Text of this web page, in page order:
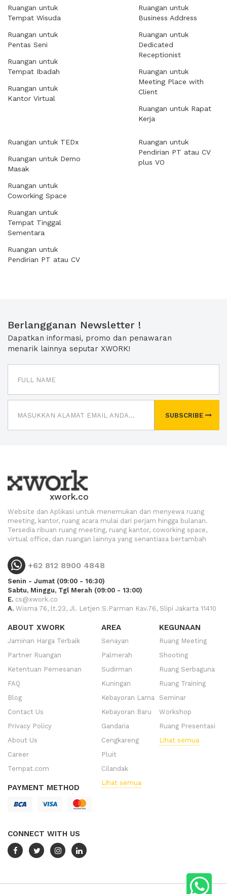
Ruangan untuk
Tempat Wisuda
Ruangan untuk
Pentas Seni
Ruangan untuk
Tempat Ibadah
Ruangan untuk
Kantor Virtual
Ruangan untuk
Business Address
Ruangan untuk
Dedicated
Receptionist
Ruangan untuk
Meeting Place with
Client
Ruangan untuk Rapat
Kerja
Ruangan untuk TEDx
Ruangan untuk Demo
Masak
Ruangan untuk
Coworking Space
Ruangan untuk
Tempat Tinggal
Sementara
Ruangan untuk
Pendirian PT atau CV
Ruangan untuk
Pendirian PT atau CV
plus VO
Berlangganan Newsletter !
Dapatkan informasi, promo dan penawaran
menarik lainnya seputar XWORK!
SUBSCRIBE
xwork.co
Website dan Aplikasi untuk menemukan dan menyewa ruang
meeting, kantor, ruang acara mulai dari perjam hingga bulanan.
Tersedia ribuan ruang meeting, ruang kantor, coworking space,
virtual office, dan ruangan lainnya yang senantiasa bertambah
+62 812 8900 4848
Senin - Jumat (09:00 - 16:30)
Sabtu, Minggu, Tgl Merah (09:00 - 13:00)
E. cs@xwork.co
A. Wisma 76, lt.23, Jl. Letjen S.Parman Kav.76, Slipi Jakarta 11410
ABOUT XWORK
Jaminan Harga Terbaik
Partner Ruangan
Ketentuan Pemesanan
FAQ
Blog
Contact Us
Privacy Policy
About Us
Career
Tempat.com
PAYMENT METHOD
CONNECT WITH US
AREA
Senayan
Palmerah
Sudirman
Kuningan
Kebayoran Lama
Kebayoran Baru
Gandaria
Cengkareng
Pluit
Cilandak
Lihat semua
KEGUNAAN
Ruang Meeting
Shooting
Ruang Serbaguna
Ruang Training
Seminar
Workshop
Ruang Presentasi
Lihat semua